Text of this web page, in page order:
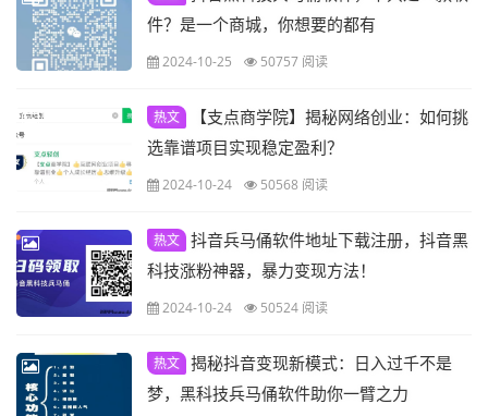
件？是一个商城，你想要的都有
2024-10-25 50757 阅读
热文
【支点商学院】揭秘网络创业：如何挑
选靠谱项目实现稳定盈利？
2024-10-24 50568 阅读
热文 抖音兵马俑软件地址下载注册，抖音黑
科技涨粉神器，暴力变现方法！
2024-10-24 50524 阅读
热文 揭秘抖音变现新模式：日入过千不是
梦，黑科技兵马俑软件助你一臂之力